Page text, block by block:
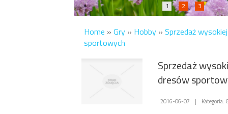
1 2 3
Home » Gry » Hobby » Sprzedaż
sportowych
Sprzedaż
dresów
2016-06-07 | Kategoria: